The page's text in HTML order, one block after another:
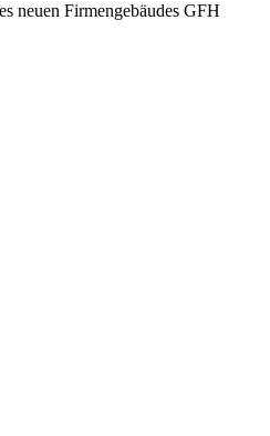
neuen Firmengebäudes GFH